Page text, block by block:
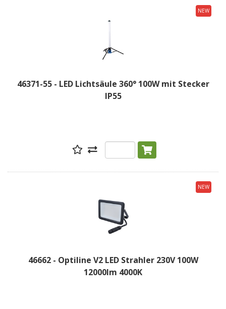
NEW
46371-55 - LED Lichtsäule 360° 100W mit Stecker
IP55
NEW
46662 - Optiline V2 LED Strahler 230V 100W
12000lm 4000K